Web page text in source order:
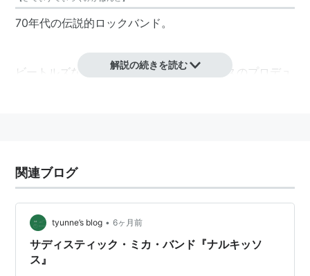
70年代の伝説的ロックバンド。
ビートルズなどを手がけたクリス・トーマスのプロデュ
を成功させている。
おもなアルバム
サディスティック・ミカ・バンド
（ASIN:B0000566D9 ）
黒船（
解説の続きを読む
関連ブログ
tyunne’s blog • 6ヶ月前
サディスティック・ミカ・バンド『ナルキッソ
ス』